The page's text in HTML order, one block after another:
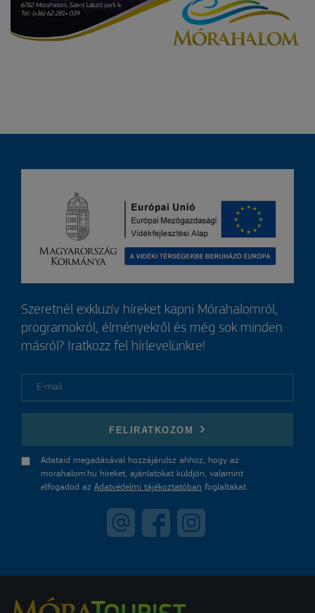
Szeretnél exkluzív híreket kapni Mórahalomról,
programokról, élményekről és még sok minden
másról? Iratkozz fel hírlevelünkre!
FELIRATKOZOM
Adataid megadásával hozzájárulsz ahhoz, hogy az
morahalom.hu híreket, ajánlatokat küldjön, valamint
elfogadod az Adatvédelmi tájékoztatóban foglaltakat.